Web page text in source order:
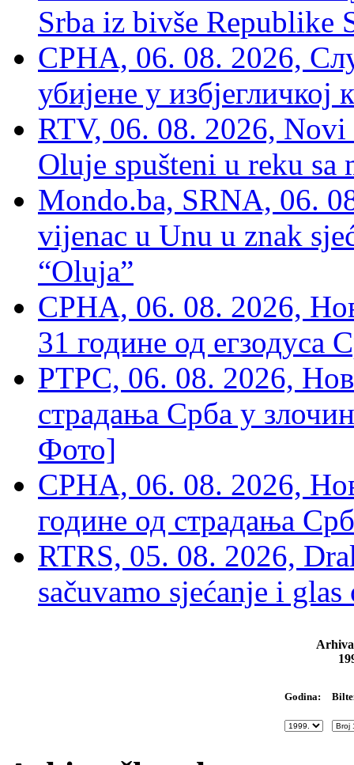
Srba iz bivše Republike
СРНА, 06. 08. 2026,
убијене у избјегличкој
RTV, 06. 08. 2026, Novi
Oluje spušteni u reku sa
Mondo.ba, SRNA, 06.
vijenac u Unu u znak
“Oluja”
СРНА, 06. 08. 2026,
31 године од егзодуса
РТРС, 06. 08. 2026,
страдања Срба у
Фото]
СРНА, 06. 08. 2026,
године од страдања
RTRS, 05. 08. 2026,
sačuvamo sjećanje i
Godina: